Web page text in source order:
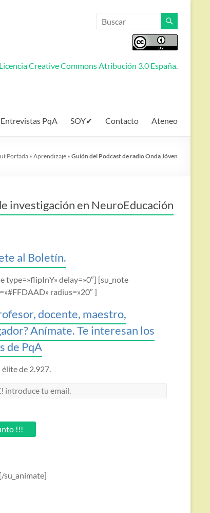
Licencia Creative Commons Atribución 3.0 España.
Entrevistas PqA SOY✔ Contacto Ateneo
Portada » Aprendizaje » Guión del Podcast de radio Onda Jóven
investigación en NeuroEducación
al Boletín.
type=»flipInY» delay=»0″] [su_note
radius=»20″ ]
docente, maestro,
Anímate. Te interesan los
de PqA
élite de 2.927.
!!!
su_animate]